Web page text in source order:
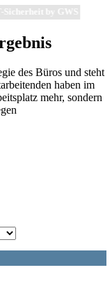
Sicherheit by GWS
des Büros und steht
haben im
mehr, sondern